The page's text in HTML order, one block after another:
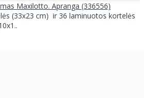
Maxilotto. Apranga (336556)
(33x23 cm) ir 36 laminuotos kortelės